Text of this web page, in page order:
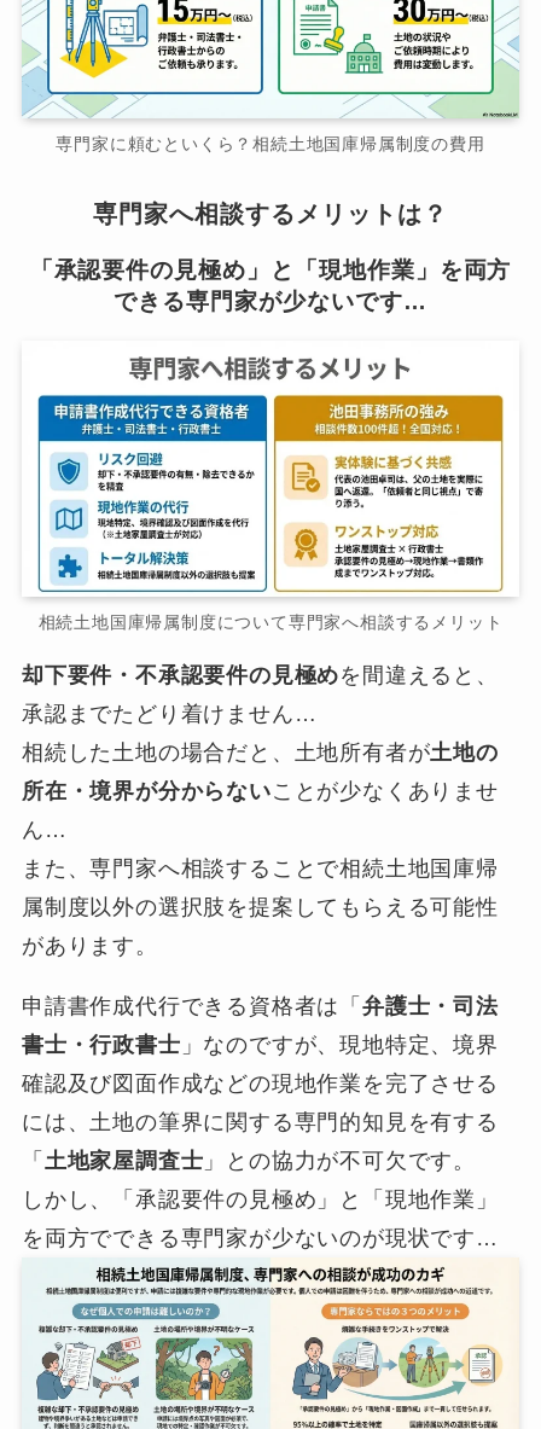
専門家に頼むといくら？相続土地国庫帰属制度の費用
専門家へ相談するメリットは？
「承認要件の見極め」と「現地作業」を両方
できる専門家が少ないです…
相続土地国庫帰属制度について専門家へ相談するメリット
却下要件・不承認要件の見極めを間違えると、
承認までたどり着けません…
相続した土地の場合だと、土地所有者が土地の
所在・境界が分からないことが少なくありませ
ん…
また、専門家へ相談することで相続土地国庫帰
属制度以外の選択肢を提案してもらえる可能性
があります。
申請書作成代行できる資格者は「弁護士・司法
書士・行政書士 」なのですが、現地特定、境界
確認及び図面作成などの現地作業を完了させる
には、土地の筆界に関する専門的知見を有する
「 土地家屋調査士 」との協力が不可欠です。
しかし、「承認要件の見極め」と「現地作業」
を両方でできる専門家が少ないのが現状です…